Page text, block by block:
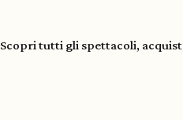
Scopri tutti gli spettacoli,